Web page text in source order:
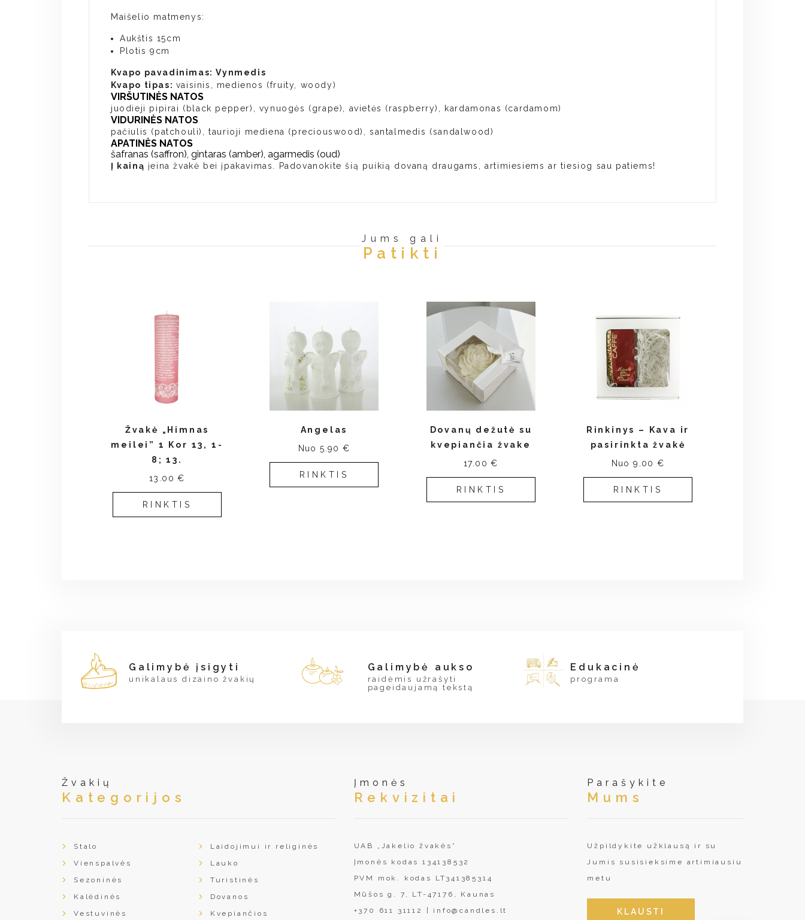
Maišelio matmenys:
Aukštis 15cm
Plotis 9cm
Kvapo pavadinimas:Vynmedis
Kvapo tipas: vaisinis, medienos (fruity, woody)
VIRŠUTINĖS NATOS
juodieji pipirai (black pepper), vynuogės (grape), avietės (raspberry), kardamonas (cardamom)
VIDURINĖS NATOS
pačiulis (patchouli), taurioji mediena (preciouswood), santalmedis (sandalwood)
APATINĖS NATOS
šafranas (saffron), gintaras (amber), agarmedis (oud)
Į kainą įeina žvakė bei įpakavimas. Padovanokite šią puikią dovaną draugams, artimiesiems ar tiesiog sau patiems!
Jums gali
Patikti
Žvakė „Himnas
meilei” 1 Kor 13, 1-
8; 13.
13.00 €
RINKTIS
Angelas
Nuo 5.90 €
RINKTIS
Dovanų dežutė su
kvepiančia žvake
17.00 €
RINKTIS
Rinkinys – Kava ir
pasirinkta žvakė
Nuo 9.00 €
RINKTIS
Galimybė įsigyti
unikalaus dizaino žvakių
Galimybė aukso
raidėmis užrašyti
pageidaujamą tekstą
Edukacinė
programa
Žvakių
Kategorijos
Stalo
Vienspalvės
Sezoninės
Kalėdinės
Vestuvinės
Laidojimui ir religinės
Lauko
Turistinės
Dovanos
Kvepiančios
Įmonės
Rekvizitai
UAB „Jakelio žvakės”
Įmonės kodas 134138532
PVM mok. kodas LT341385314
Mūšos g. 7, LT-47176, Kaunas
+370 611 31112
info@candles.lt
Parašykite
Mums
Užpildykite užklausą ir su
Jumis susisieksime artimiausiu
metu
KLAUSTI